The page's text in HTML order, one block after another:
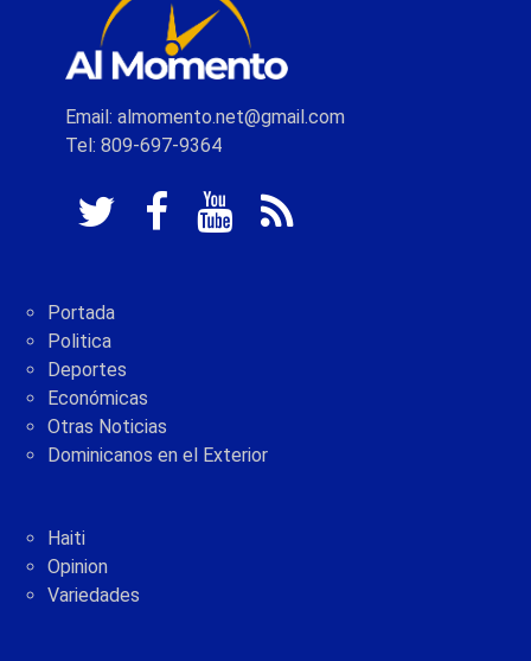
Email: almomento.net@gmail.com
Tel: 809-697-9364
Portada
Politica
Deportes
Económicas
Otras Noticias
Dominicanos en el Exterior
Haiti
Opinion
Variedades